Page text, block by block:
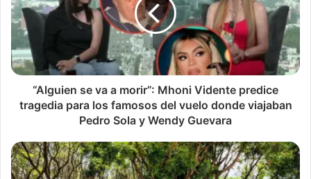
“Alguien se va a morir”: Mhoni Vidente predice
tragedia para los famosos del vuelo donde viajaban
Pedro Sola y Wendy Guevara